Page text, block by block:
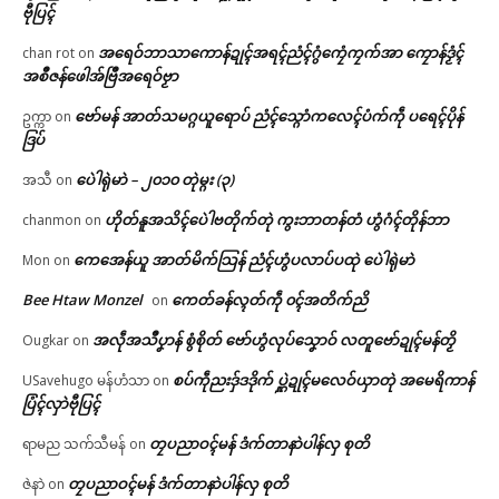
ဗီုပြၚ်
chan rot on အရေဝ်ဘာသာကောန်ဍုၚ်အရၚ်ညံၚ်ဂွံကၠေံကၠက်အာ ကၠောန်ဒၟံၚ်
အစဳဇန်ဖေါအ်ဗြဳအရေဝ်ဗၟာ
ဥက္ကာ on ဗော်မန် အာတ်သမဂ္ဂယူရောပ် ညံၚ်သ္ဂောံကလေၚ်ပံက်ကဵု ပရေၚ်ပိုန်
ဒြပ်
အသီ on ပေဲါရုဲမာဲ – ၂၀၁၀ တုဲမ္ဂး (၃)
chanmon on ဟိုတ်နူအသိၚ်ပေဲါဗတိုက်တုဲ ကွးဘာတန်တံ ဟွံဂံၚ်တိုန်ဘာ
Mon on ကေအေန်ယူ အာတ်မိက်သြန် ညံၚ်ဟွံပလာပ်ပထုဲ ပေဲါရုဲမာဲ
Bee Htaw Monzel on ကေတ်ခန်လ္ၚတ်ကဵု ၀ၚ်အတိက်ညိ
Ougkar on အလဵုအသဳပၞာန် စွံစိုတ် ဗော်ဟွံလုပ်သၞောဝ် လတူဗော်ဍုၚ်မန်တၟိ
USavehugo မန်ဟံသာ on စပ်ကဵုညးဒှ်ဒဒိုက် ပ္ဋဲဍုၚ်မလေဝ်ယှာတုဲ အမေရိကာန်
ပြံၚ်လှာဲဗီုပြၚ်
ရာမည သက်သီမန် on တၠပညာဝၚ်မန် ဒံက်တာနာဲပါန်လှ စုတိ
ဇဲနာဲ on တၠပညာဝၚ်မန် ဒံက်တာနာဲပါန်လှ စုတိ